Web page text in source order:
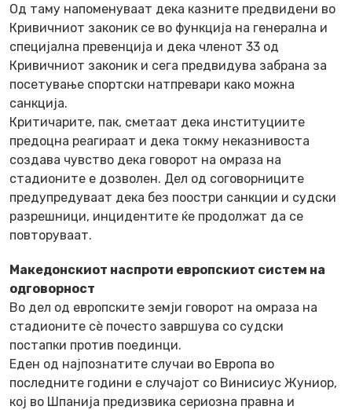
Од таму напоменуваат дека казните предвидени во
Кривичниот законик се во функција на генерална и
специјална превенција и дека членот 33 од
Кривичниот законик и сега предвидува забрана за
посетување спортски натпревари како можна
санкција.
Критичарите, пак, сметаат дека институциите
предоцна реагираат и дека токму неказнивоста
создава чувство дека говорот на омраза на
стадионите е дозволен. Дел од соговорниците
предупредуваат дека без поостри санкции и судски
разрешници, инцидентите ќе продолжат да се
повторуваат.
Македонскиот наспроти европскиот систем на
одговорност
Во дел од европските земји говорот на омраза на
стадионите сè почесто завршува со судски
постапки против поединци.
Еден од најпознатите случаи во Европа во
последните години е случајот со Винисиус Жуниор,
кој во Шпанија предизвика сериозна правна и